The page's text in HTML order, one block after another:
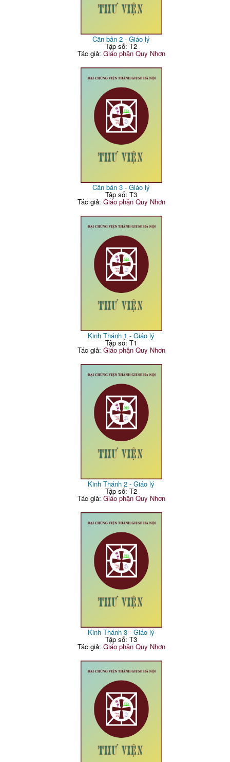
Căn bản 2 - Giáo lý
Tập số: T2
Tác giả: Giáo phận Quy Nhơn
Căn bản 3 - Giáo lý
Tập số: T3
Tác giả: Giáo phận Quy Nhơn
Kinh Thánh 1 - Giáo lý
Tập số: T1
Tác giả: Giáo phận Quy Nhơn
Kinh Thánh 2 - Giáo lý
Tập số: T2
Tác giả: Giáo phận Quy Nhơn
Kinh Thánh 3 - Giáo lý
Tập số: T3
Tác giả: Giáo phận Quy Nhơn